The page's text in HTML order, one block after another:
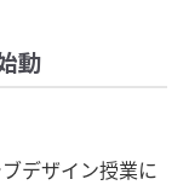
動
デザイン授業に